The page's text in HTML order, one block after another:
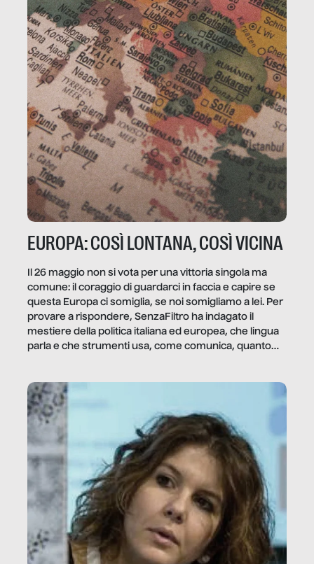
EUROPA: COSÌ LONTANA, COSÌ VICINA
Il 26 maggio non si vota per una vittoria singola ma
comune: il coraggio di guardarci in faccia e capire se
questa Europa ci somiglia, se noi somigliamo a lei. Per
provare a rispondere, SenzaFiltro ha indagato il
mestiere della politica italiana ed europea, che lingua
parla e che strumenti usa, come comunica, quanto